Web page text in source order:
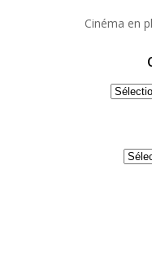
Cinéma en